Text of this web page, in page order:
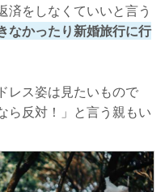
済をしなくていいと言う
なかったり新婚旅行に行
レス姿は見たいもので
ら反対！」と言う親もい